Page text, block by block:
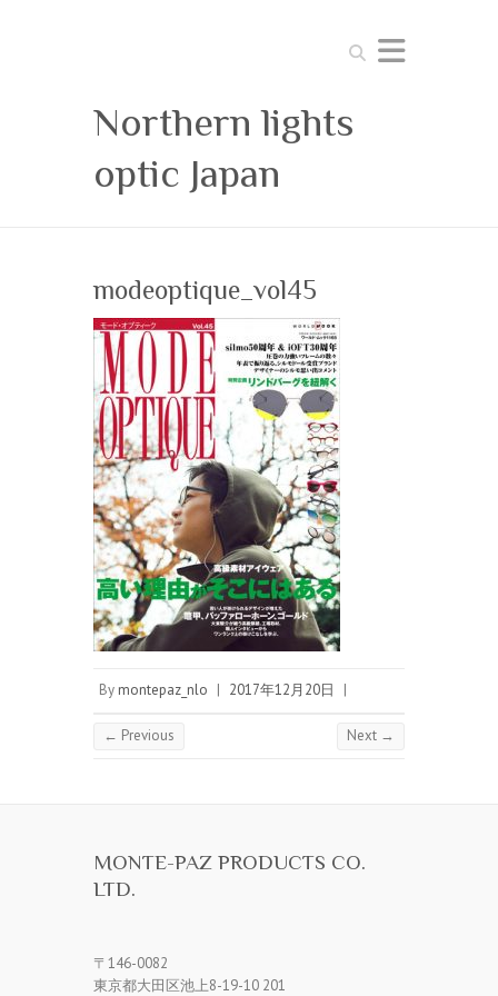
Search
Northern lights
optic Japan
modeoptique_vol45
By montepaz_nlo | 2017年12月20日 |
← Previous Next →
MONTE-PAZ PRODUCTS CO.
LTD.
〒146-0082
東京都大田区池上8-19-10 201